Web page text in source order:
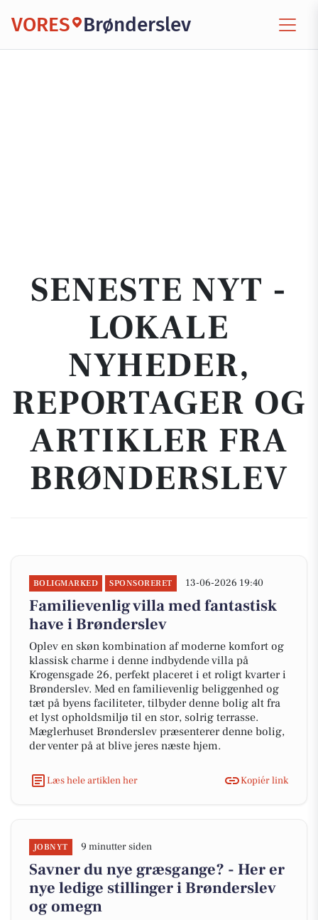
VORES Brønderslev
SENESTE NYT -
LOKALE
NYHEDER,
REPORTAGER OG
ARTIKLER FRA
BRØNDERSLEV
BOLIGMARKED SPONSORERET 13-06-2026 19:40
Familievenlig villa med fantastisk
have i Brønderslev
Oplev en skøn kombination af moderne komfort og
klassisk charme i denne indbydende villa på
Krogensgade 26, perfekt placeret i et roligt kvarter i
Brønderslev. Med en familievenlig beliggenhed og
tæt på byens faciliteter, tilbyder denne bolig alt fra
et lyst opholdsmiljø til en stor, solrig terrasse.
Mæglerhuset Brønderslev præsenterer denne bolig,
der venter på at blive jeres næste hjem.
Læs hele artiklen her Kopiér link
JOBNYT 9 minutter siden
Savner du nye græsgange? - Her er
nye ledige stillinger i Brønderslev
og omegn